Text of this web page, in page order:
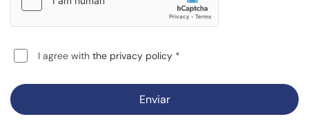
I agree with the privacy policy
Enviar